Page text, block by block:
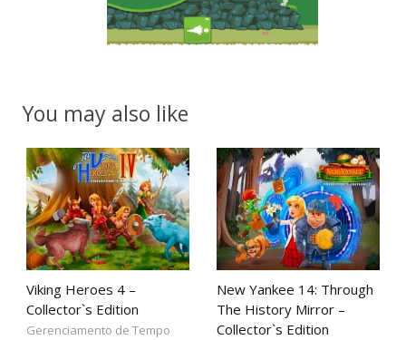
You may also like
Viking Heroes 4 –
Collector`s Edition
Gerenciamento de Tempo
New Yankee 14: Through
The History Mirror –
Collector`s Edition